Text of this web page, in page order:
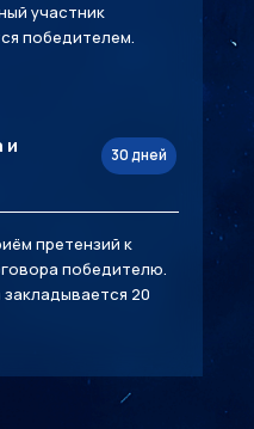
участник
победителем.
и
30 дней
претензий к
победителю.
20